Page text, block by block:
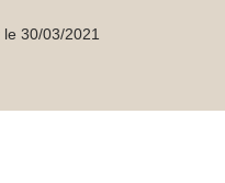
30/03/2021